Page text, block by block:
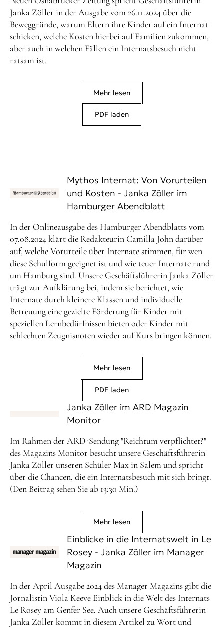
Janka Zöller in der Ausgabe vom 26.11.2024 über die
Beweggründe, warum Eltern ihre Kinder auf ein Internat
schicken, welche Kosten hierbei auf Familien zukommen,
aber auch in welchen Fällen ein Internatsbesuch nicht
ratsam ist.
Mehr lesen
PDF laden
Mythos Internat: Von Vorurteilen
und Kosten - Janka Zöller im
Hamburger Abendblatt
In der Onlineausgabe des Hamburger Abendblatts vom
07.08.2024 klärt die Redakteurin Camilla John darüber
auf, welche Vorurteile über Internate stimmen, für wen
diese Schulform geeignet ist und wie teuer Internate rund
um Hamburg sind. Unsere Geschäftsführerin Janka Zöller
trägt zur Aufklärung bei, indem sie berichtet, wie
Internate durch kleinere Klassen und individuelle
Betreuung eine gezielte Förderung für Kinder mit
speziellen Lernbedürfnissen bieten oder Kinder mit
schlechten Zeugnisnoten wieder auf Kurs bringen können.
Mehr lesen
PDF laden
Janka Zöller im ARD Magazin
Monitor
Im Rahmen der ARD-Sendung "Reichtum verpflichtet?"
des Magazins Monitor besucht unsere Geschäftsführerin
Janka Zöller unseren Schüler Max in Salem und spricht
über die Chancen, die ein Internatsbesuch mit sich bringt.
(Den Beitrag sehen Sie ab 13:30 Min.)
Mehr lesen
Einblicke in die Internatswelt in Le
Rosey - Janka Zöller im Manager
Magazin
In der April Ausgabe 2024 des Manager Magazins gibt die
Jornalistin Viola Keeve Einblick in die Welt des Internats
Le Rosey am Genfer See. Auch unsere Geschäftsführerin
Janka Zöller kommt in diesem Artikel zu Wort und